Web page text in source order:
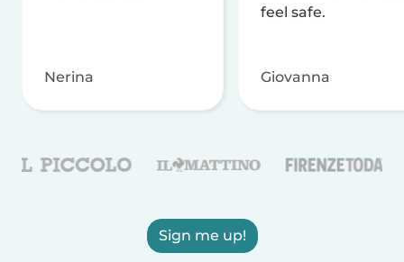
Nerina
feel safe.
Giovanna
Sign me up!